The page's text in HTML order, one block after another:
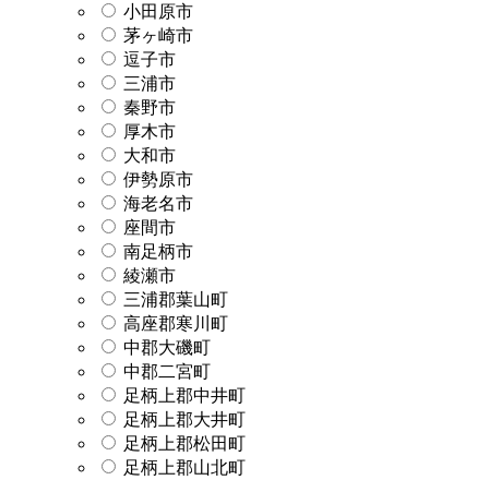
小田原市
茅ヶ崎市
逗子市
三浦市
秦野市
厚木市
大和市
伊勢原市
海老名市
座間市
南足柄市
綾瀬市
三浦郡葉山町
高座郡寒川町
中郡大磯町
中郡二宮町
足柄上郡中井町
足柄上郡大井町
足柄上郡松田町
足柄上郡山北町